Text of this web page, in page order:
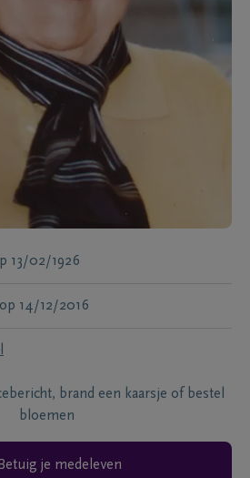
13/02/1926
op 14/12/2016
brand een kaarsje of bestel
bloemen
je medeleven